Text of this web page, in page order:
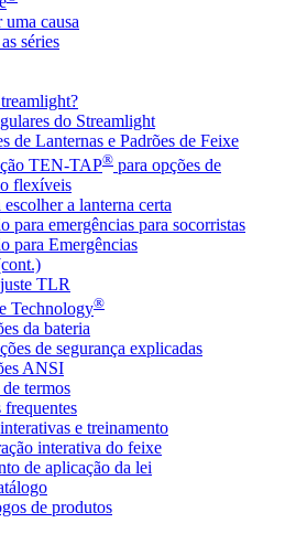
causa
séries
do Streamlight
de Lanternas e Padrões de Feixe
TEN-TAP® para opções de
flexíveis
a lanterna certa
para emergências para socorristas
para Emergências
TLR
Technology®
da bateria
de segurança explicadas
ANSI
termos
frequentes
e treinamento
interativa do feixe
de aplicação da lei
de produtos